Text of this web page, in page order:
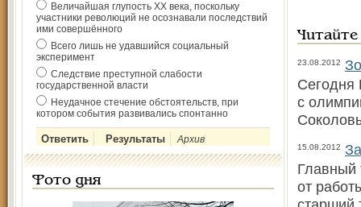
Величайшая глупость ХХ века, поскольку
участники революций не осознавали последствий
ими совершённого
Всего лишь не удавшийся социальный
эксперимент
Следствие преступной слабости
государственной власти
Неудачное стечение обстоятельств, при
котором события развивались спонтанно
Архив
Фото дня
23.08.2012
Сегодня
с
15.08.2012
Главный
от